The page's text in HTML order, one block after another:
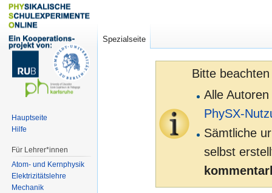
Bitte
Alle
PhySX-
Sämtliche
selbst
Spezialseite
Hauptseite
Hilfe
Für Lehrer*innen
Atom- und Kernphysik
Elektrizitätslehre
Mechanik